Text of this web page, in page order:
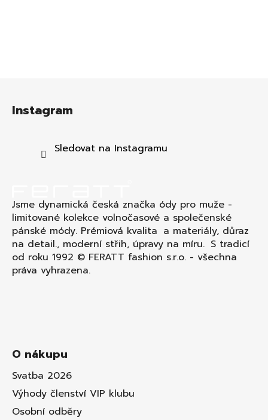
Instagram
Sledovat na Instagramu
Jsme dynamická česká značka ódy pro muže -
limitované kolekce volnočasové a společenské
pánské módy. Prémiová kvalita a materiály, důraz
na detail., moderní střih, úpravy na míru. S tradicí
od roku 1992 © FERATT fashion s.r.o. - všechna
práva vyhrazena.
O nákupu
Svatba 2026
Výhody členství VIP klubu
Osobní odběry